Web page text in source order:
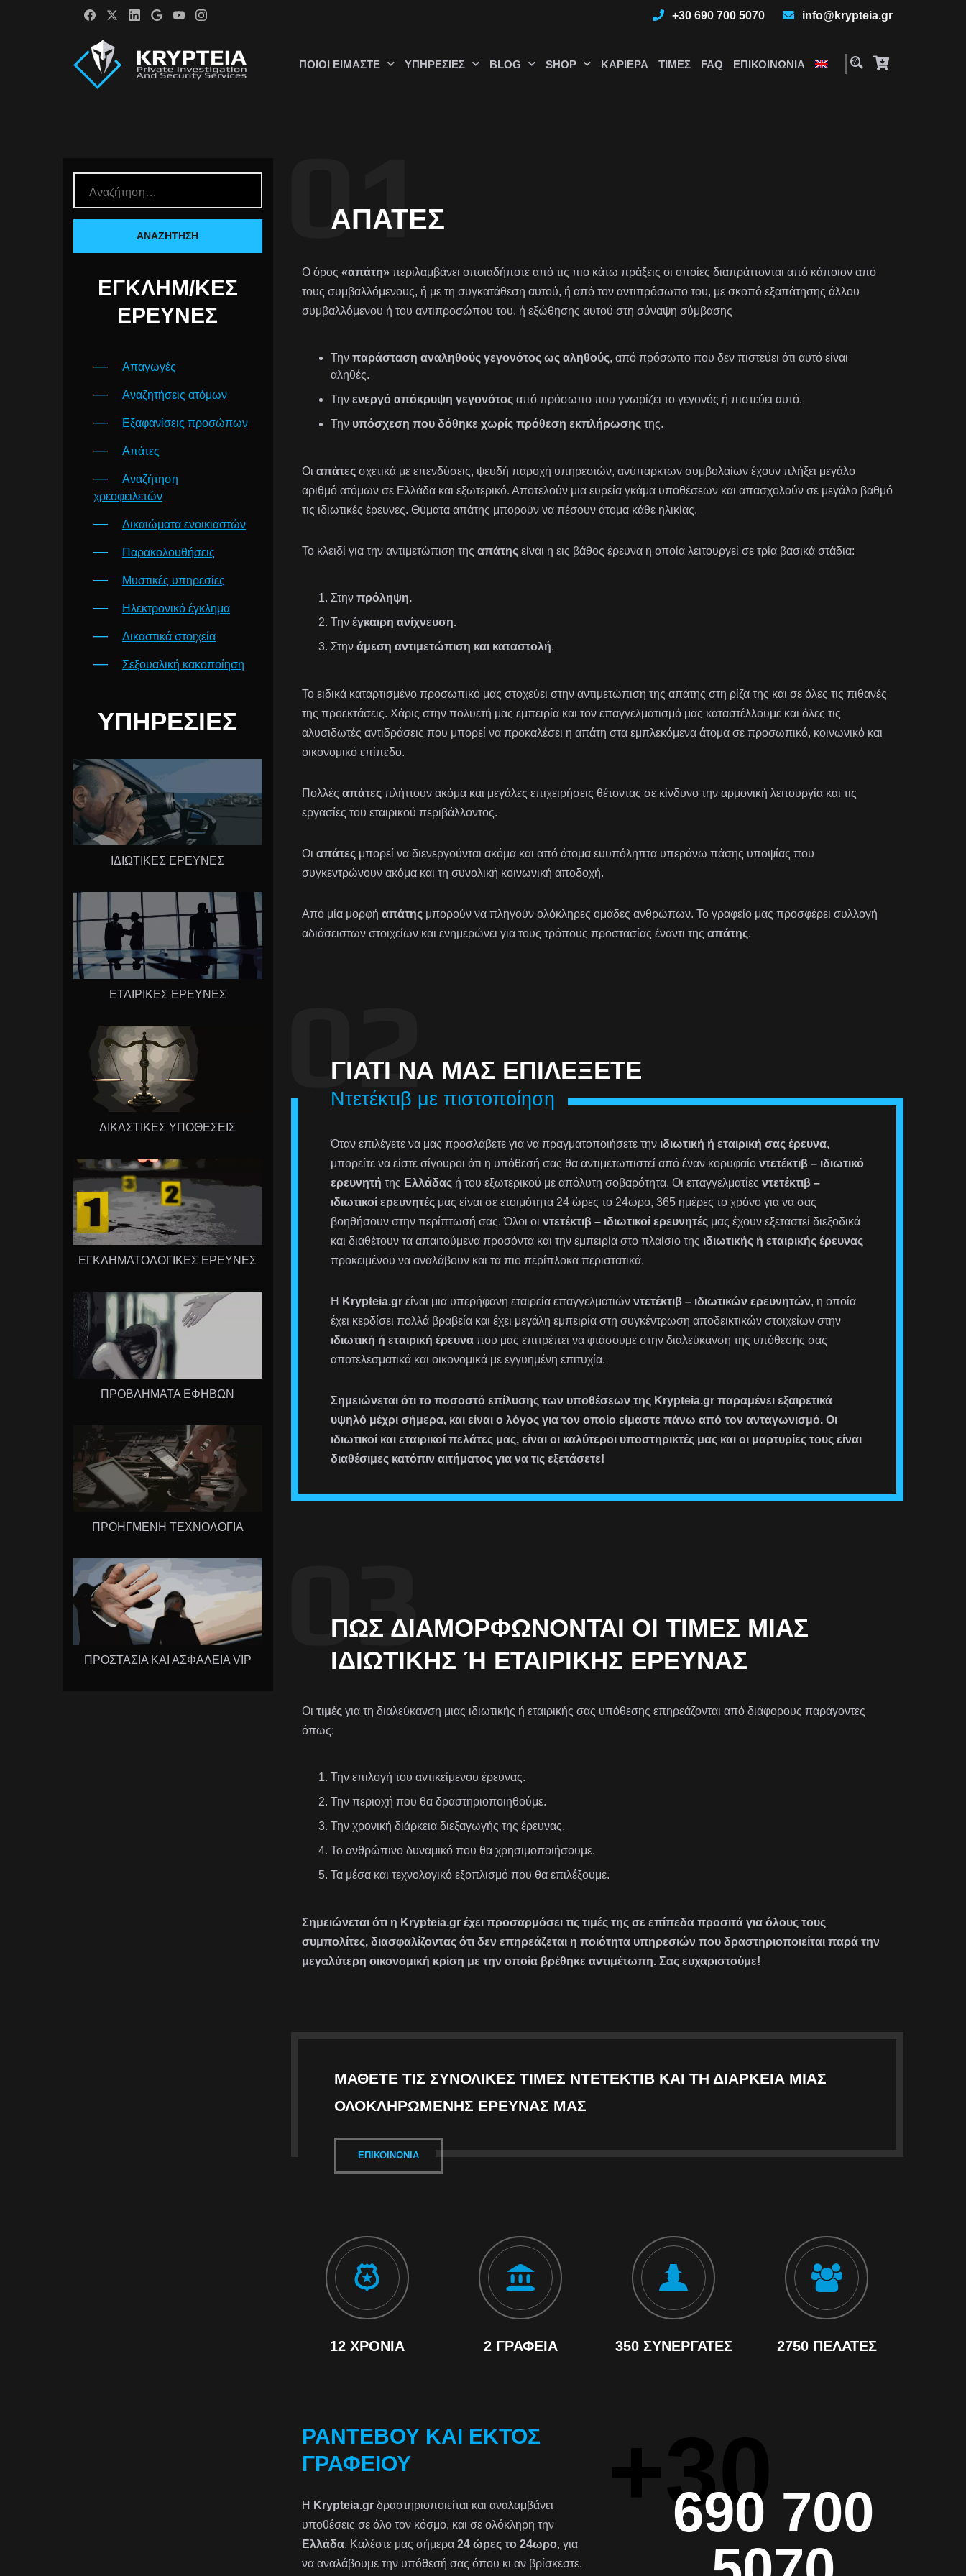
+30 690 700 5070 info@krypteia.gr
ΠΟΙΟΊ ΕΊΜΑΣΤΕ ΥΠΗΡΕΣΊΕΣ BLOG SHOP ΚΑΡΙΈΡΑ ΤΙΜΈΣ FAQ ΕΠΙΚΟΙΝΩΝΊΑ
ΕΓΚΛΗΜ/ΚΈΣ
ΈΡΕΥΝΕΣ
Απαγωγές
Αναζητήσεις ατόμων
Εξαφανίσεις προσώπων
Απάτες
Αναζήτηση
χρεοφειλετών
Δικαιώματα ενοικιαστών
Παρακολουθήσεις
Μυστικές υπηρεσίες
Ηλεκτρονικό έγκλημα
Δικαστικά στοιχεία
Σεξουαλική κακοποίηση
ΥΠΗΡΕΣΊΕΣ
ΙΔΙΩΤΙΚΕΣ ΕΡΕΥΝΕΣ
ΕΤΑΙΡΙΚΕΣ ΕΡΕΥΝΕΣ
ΔΙΚΑΣΤΙΚΕΣ ΥΠΟΘΕΣΕΙΣ
ΕΓΚΛΗΜΑΤΟΛΟΓΙΚΕΣ ΕΡΕΥΝΕΣ
ΠΡΟΒΛΗΜΑΤΑ ΕΦΗΒΩΝ
ΠΡΟΗΓΜΕΝΗ ΤΕΧΝΟΛΟΓΙΑ
ΠΡΟΣΤΑΣΙΑ ΚΑΙ ΑΣΦΑΛΕΙΑ VIP
ΑΠΆΤΕΣ
Ο όρος «απάτη»περιλαμβάνει οποιαδήποτε από τις πιο κάτω πράξεις οι οποίες διαπράττονται από κάποιον από
τους συμβαλλόμενους, ή με τη συγκατάθεση αυτού, ή από τον αντιπρόσωπο του, με σκοπό εξαπάτησης άλλου
συμβαλλόμενου ή του αντιπροσώπου του, ή εξώθησης αυτού στη σύναψη σύμβασης
Την παράσταση αναληθούς γεγονότος ως αληθούς, από πρόσωπο που δεν πιστεύει ότι αυτό είναι
αληθές.
Την ενεργό απόκρυψη γεγονότοςαπό πρόσωπο που γνωρίζει το γεγονός ή πιστεύει αυτό.
Την υπόσχεση που δόθηκε χωρίς πρόθεση εκπλήρωσηςτης.
Οι απάτεςσχετικά με επενδύσεις, ψευδή παροχή υπηρεσιών, ανύπαρκτων συμβολαίων έχουν πλήξει μεγάλο
αριθμό ατόμων σε Ελλάδα και εξωτερικό. Αποτελούν μια ευρεία γκάμα υποθέσεων και απασχολούν σε μεγάλο βαθμό
τις ιδιωτικές έρευνες. Θύματα απάτης μπορούν να πέσουν άτομα κάθε ηλικίας.
Το κλειδί για την αντιμετώπιση της απάτηςείναι η εις βάθος έρευνα η οποία λειτουργεί σε τρία βασικά στάδια:
Στην πρόληψη.
Την έγκαιρη ανίχνευση.
Στην άμεση αντιμετώπιση και καταστολή.
Το ειδικά καταρτισμένο προσωπικό μας στοχεύει στην αντιμετώπιση της απάτης στη ρίζα της και σε όλες τις πιθανές
της προεκτάσεις. Χάρις στην πολυετή μας εμπειρία και τον επαγγελματισμό μας καταστέλλουμε και όλες τις
αλυσιδωτές αντιδράσεις που μπορεί να προκαλέσει η απάτη στα εμπλεκόμενα άτομα σε προσωπικό, κοινωνικό και
οικονομικό επίπεδο.
Πολλές απάτεςπλήττουν ακόμα και μεγάλες επιχειρήσεις θέτοντας σε κίνδυνο την αρμονική λειτουργία και τις
εργασίες του εταιρικού περιβάλλοντος.
Οι απάτεςμπορεί να διενεργούνται ακόμα και από άτομα ευυπόληπτα υπεράνω πάσης υποψίας που
συγκεντρώνουν ακόμα και τη συνολική κοινωνική αποδοχή.
Από μία μορφή απάτηςμπορούν να πληγούν ολόκληρες ομάδες ανθρώπων. Το γραφείο μας προσφέρει συλλογή
αδιάσειστων στοιχείων και ενημερώνει για τους τρόπους προστασίας έναντι της απάτης.
ΓΙΑΤΊ ΝΑ ΜΑΣ ΕΠΙΛΈΞΕΤΕ
Ντετέκτιβ με πιστοποίηση
Όταν επιλέγετε να μας προσλάβετε για να πραγματοποιήσετε την ιδιωτική ή εταιρική σας έρευνα,
μπορείτε να είστε σίγουροι ότι η υπόθεσή σας θα αντιμετωπιστεί από έναν κορυφαίο ντετέκτιβ – ιδιωτικό
ερευνητή της Ελλάδαςή του εξωτερικού με απόλυτη σοβαρότητα. Οι επαγγελματίες ντετέκτιβ –
ιδιωτικοί ερευνητέςμας είναι σε ετοιμότητα 24 ώρες το 24ωρο, 365 ημέρες το χρόνο για να σας
βοηθήσουν στην περίπτωσή σας. Όλοι οι ντετέκτιβ – ιδιωτικοί ερευνητέςμας έχουν εξεταστεί διεξοδικά
και διαθέτουν τα απαιτούμενα προσόντα και την εμπειρία στο πλαίσιο της ιδιωτικής ή εταιρικής έρευνας
προκειμένου να αναλάβουν και τα πιο περίπλοκα περιστατικά.
Η Krypteia.grείναι μια υπερήφανη εταιρεία επαγγελματιών ντετέκτιβ – ιδιωτικών ερευνητών, η οποία
έχει κερδίσει πολλά βραβεία και έχει μεγάλη εμπειρία στη συγκέντρωση αποδεικτικών στοιχείων στην
ιδιωτική ή εταιρική έρευναπου μας επιτρέπει να φτάσουμε στην διαλεύκανση της υπόθεσής σας
αποτελεσματικά και οικονομικά με εγγυημένη επιτυχία.
Σημειώνεται ότι το ποσοστό επίλυσης των υποθέσεων της Krypteia.gr παραμένει εξαιρετικά
υψηλό μέχρι σήμερα, και είναι ο λόγος για τον οποίο είμαστε πάνω από τον ανταγωνισμό. Οι
ιδιωτικοί και εταιρικοί πελάτες μας, είναι οι καλύτεροι υποστηρικτές μας και οι μαρτυρίες τους είναι
διαθέσιμες κατόπιν αιτήματος για να τις εξετάσετε!
ΠΏΣ ΔΙΑΜΟΡΦΏΝΟΝΤΑΙ ΟΙ ΤΙΜΈΣ ΜΙΑΣ
ΙΔΙΩΤΙΚΉΣ Ή ΕΤΑΙΡΙΚΉΣ ΈΡΕΥΝΑΣ
Οι τιμέςγια τη διαλεύκανση μιας ιδιωτικής ή εταιρικής σας υπόθεσης επηρεάζονται από διάφορους παράγοντες
όπως:
Την επιλογή του αντικείμενου έρευνας.
Την περιοχή που θα δραστηριοποιηθούμε.
Την χρονική διάρκεια διεξαγωγής της έρευνας.
Το ανθρώπινο δυναμικό που θα χρησιμοποιήσουμε.
Τα μέσα και τεχνολογικό εξοπλισμό που θα επιλέξουμε.
Σημειώνεται ότι η Krypteia.gr έχει προσαρμόσει τις τιμές της σε επίπεδα προσιτά για όλους τους
συμπολίτες, διασφαλίζοντας ότι δεν επηρεάζεται η ποιότητα υπηρεσιών που δραστηριοποιείται παρά την
μεγαλύτερη οικονομική κρίση με την οποία βρέθηκε αντιμέτωπη. Σας ευχαριστούμε!
ΜΆΘΕΤΕ ΤΙΣ ΣΥΝΟΛΙΚΈΣ ΤΙΜΈΣ ΝΤΕΤΈΚΤΙΒ ΚΑΙ ΤΗ ΔΙΆΡΚΕΙΑ ΜΙΑΣ
ΟΛΟΚΛΗΡΩΜΈΝΗΣ ΈΡΕΥΝΑΣ ΜΑΣ
ΕΠΙΚΟΙΝΩΝΊΑ
12 ΧΡΌΝΙΑ 2 ΓΡΑΦΕΊΑ 350 ΣΥΝΕΡΓΆΤΕΣ 2750 ΠΕΛΆΤΕΣ
ΡΑΝΤΕΒΟΎ ΚΑΙ ΕΚΤΌΣ
ΓΡΑΦΕΊΟΥ
Η Krypteia.grδραστηριοποιείται και αναλαμβάνει
υποθέσεις σε όλο τον κόσμο, και σε ολόκληρη την
Ελλάδα. Καλέστε μας σήμερα 24 ώρες το 24ωρο, για
να αναλάβουμε την υπόθεσή σας όπου κι αν βρίσκεστε.
+30
690 700